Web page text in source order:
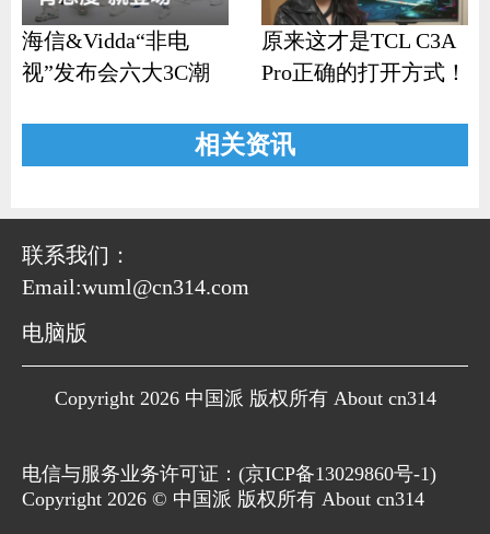
海信&Vidda“非电
视”发布会六大3C潮
原来这才是TCL C3A
Pro正确的打开方式！
相关资讯
联系我们：
Email:wuml@cn314.com
电脑版
Copyright 2026 中国派 版权所有 About cn314
电信与服务业务许可证：(京ICP备13029860号-1)
Copyright 2026 © 中国派 版权所有 About cn314